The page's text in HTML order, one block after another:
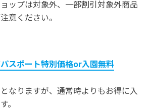
ップは対象外、一部割引対象外商品
意ください。
スポート特別価格or入園無料
なりますが、通常時よりもお得に入
。